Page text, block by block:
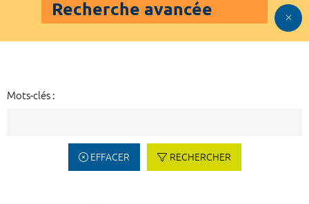
Recherche avancée
Mots-clés :
EFFACER RECHERCHER